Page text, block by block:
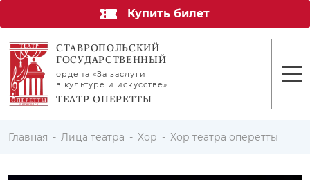
Купить билет
СТАВРОПОЛЬСКИЙ
ГОСУДАРСТВЕННЫЙ
ордена «За заслуги
в культуре и искусстве»
ТЕАТР ОПЕРЕТТЫ
Главная Лица театра Хор Хор театра оперетты